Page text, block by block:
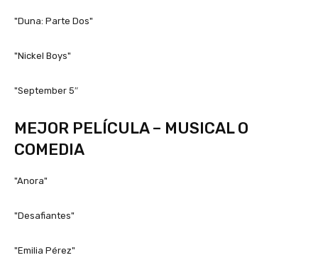
"Duna: Parte Dos"
"Nickel Boys"
"September 5″
MEJOR PELÍCULA – MUSICAL O
COMEDIA
"Anora"
"Desafiantes"
"Emilia Pérez"